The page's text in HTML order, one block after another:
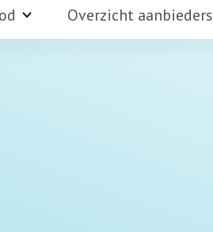
Overzicht aanbieders